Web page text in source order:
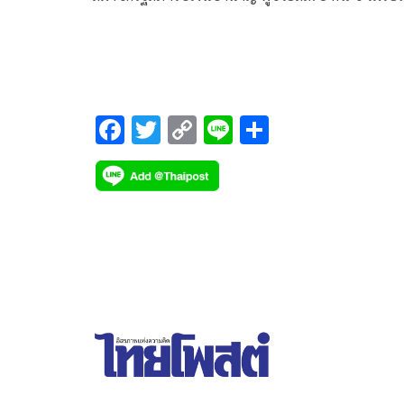
F
ac
e
T
wi
tt
C
o
p
Li